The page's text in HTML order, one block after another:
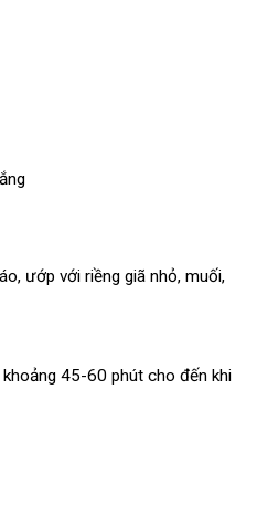
ướp với riềng giã nhỏ, muối,
45-60 phút cho đến khi